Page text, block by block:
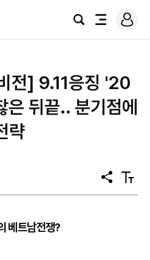
검
전
로
그
전] 9.11응징 '20
은 뒤끝.. 분기점에
략
공
유
텍
스
베트남전쟁?